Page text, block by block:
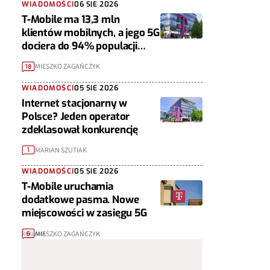
WIADOMOŚCI06 SIE 2026
T-Mobile ma 13,3 mln
klientów mobilnych, a jego 5G
dociera do 94% populacji
Polski
18 MIESZKO ZAGAŃCZYK
WIADOMOŚCI05 SIE 2026
Internet stacjonarny w
Polsce? Jeden operator
zdeklasował konkurencję
1 MARIAN SZUTIAK
WIADOMOŚCI05 SIE 2026
T-Mobile uruchamia
dodatkowe pasma. Nowe
miejscowości w zasięgu 5G
6 MIESZKO ZAGAŃCZYK